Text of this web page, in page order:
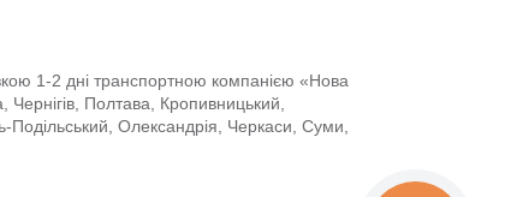
1-2 дні транспортною компанією «Нова
Чернігів, Полтава, Кропивницький,
Олександрія, Черкаси, Суми,